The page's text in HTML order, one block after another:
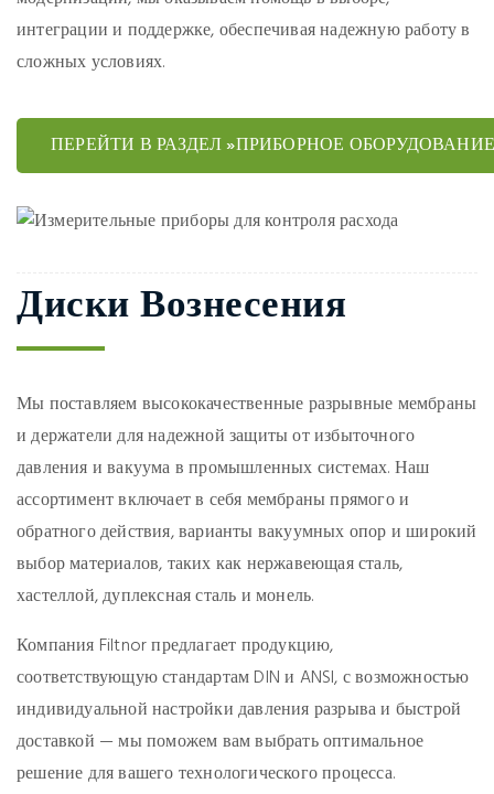
интеграции и поддержке, обеспечивая надежную работу в
сложных условиях.
ПЕРЕЙТИ В РАЗДЕЛ »ПРИБОРНОЕ
Диски Вознесения
Мы поставляем высококачественные разрывные мембраны
и держатели для надежной защиты от избыточного
давления и вакуума в промышленных системах. Наш
ассортимент включает в себя мембраны прямого и
обратного действия, варианты вакуумных опор и широкий
выбор материалов, таких как нержавеющая сталь,
хастеллой, дуплексная сталь и монель.
Компания Filtnor предлагает продукцию,
соответствующую стандартам DIN и ANSI, с возможностью
индивидуальной настройки давления разрыва и быстрой
доставкой — мы поможем вам выбрать оптимальное
решение для вашего технологического процесса.